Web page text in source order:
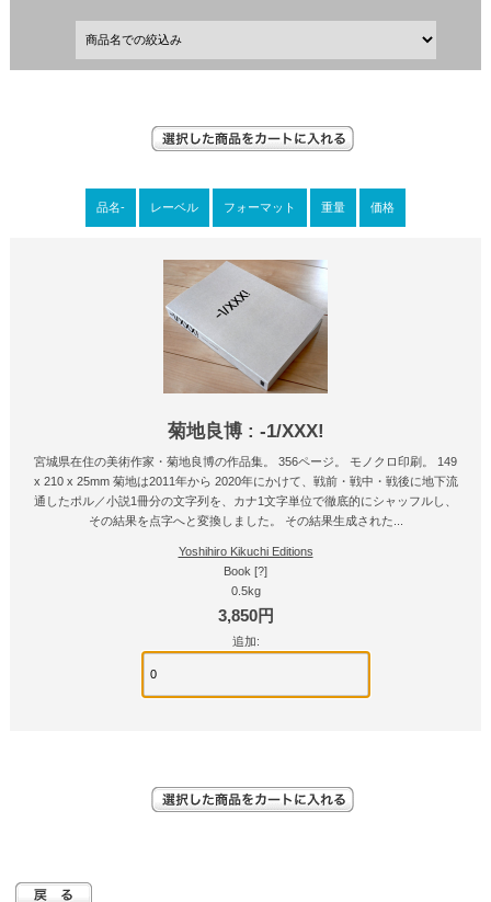
品名- レーベル フォーマット 重量 価格
菊地良博 : -1/XXX!
宮城県在住の美術作家・菊地良博の作品集。 356ページ。 モノクロ印刷。 149
x 210 x 25mm 菊地は2011年から 2020年にかけて、戦前・戦中・戦後に地下流
通したポル／小説1冊分の文字列を、カナ1文字単位で徹底的にシャッフルし、
その結果を点字へと変換しました。 その結果生成された...
Yoshihiro Kikuchi Editions
Book [?]
0.5kg
3,850円
追加: